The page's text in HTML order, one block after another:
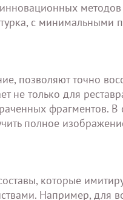
методов
с
позволяют точно
не только для
фрагментов.
полное
которые
Например, для